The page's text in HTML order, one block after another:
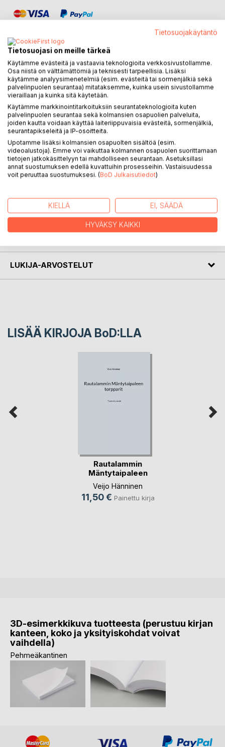
KUVAUS
Kvanttitietokone on herättänyt vahvaa kiinnostusta,
varsinkin sen suhteen, että se kykenisi purkamaan nykyisin
laajasti käytetyt tietoturvamenettelyt eli Internetin
salaustekniikan.
Tutkijapiireissä kvanttitietokoneen tuloon uskotaan aika
vahvasti. Osittain voidaan sanoa että se on jo todellisuutta
mutta onko sen tulevaisuus sillä tasolla jolle sitä eniten
KIRJAILIJA
LUKIJA-ARVOSTELUT
LISÄÄ KIRJOJA BoD:LLA
Rautalammin
Mäntytaipaleen
torpparit
Veijo Hänninen
11,50 € Painettu kirja
3D-esimerkkikuva tuotteesta (perustuu kirjan
kanteen, koko ja yksityiskohdat voivat
vaihdella)
Pehmeäkantinen
Tietosuojakäytäntö
Tietosuojasi on meille tärkeä
Käytämme evästeitä ja vastaavia teknologioita verkkosivustollamme.
Osa niistä on välttämättömiä ja teknisesti tarpeellisia. Lisäksi
käytämme analyysimenetelmiä (esim. evästeitä tai sormenjälkiä sekä
palvelinpuolen seurantaa) mitataksemme, kuinka usein sivustollamme
vieraillaan ja kuinka sitä käytetään.
Käytämme markkinointitarkoituksiin seurantateknologioita kuten
palvelinpuolen seurantaa sekä kolmansien osapuolien palveluita,
joiden kautta voidaan käyttää laiteriippuvaisia evästeitä, sormenjälkiä,
seurantapikseleitä ja IP-osoitteita.
Upotamme lisäksi kolmansien osapuolten sisältöä (esim.
videoalustoja). Emme voi vaikuttaa kolmannen osapuolen suorittamaan
tietojen jatkokäsittelyyn tai mahdolliseen seurantaan. Asetuksillasi
annat suostumuksen edellä kuvattuihin prosesseihin. Vastaisuudessa
voit peruuttaa suostumuksesi. (BoD Julkaisutiedot)
KIELLÄ EI, SÄÄDÄ
HYVÄKSY KAIKKI